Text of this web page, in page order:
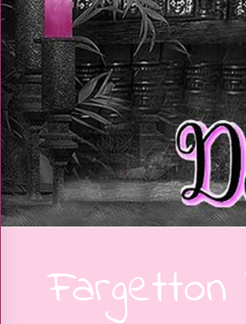
Fargetton